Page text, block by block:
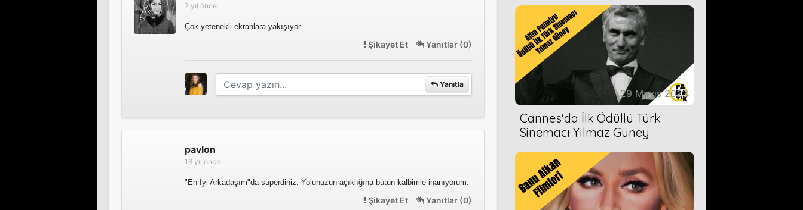
7 yıl önce
Çok yetenekli ekranlara yakışıyor
Şikayet Et Yanıtlar (0)
Yanıtla
pavlon
18 yıl önce
"En İyi Arkadaşım"da süperdiniz. Yolunuzun açıklığına bütün kalbimle inanıyorum.
Şikayet Et Yanıtlar (0)
29 Mayıs 2023
Cannes'da İlk Ödüllü Türk
Sinemacı Yılmaz Güney